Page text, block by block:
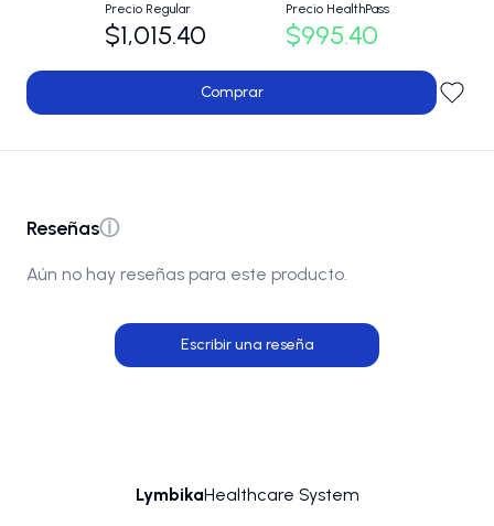
Precio Regular
$1,015.40
Precio HealthPass
$995.40
Comprar
Reseñasⓘ
Aún no hay reseñas para este producto.
Escribir una reseña
LymbikaHealthcare System